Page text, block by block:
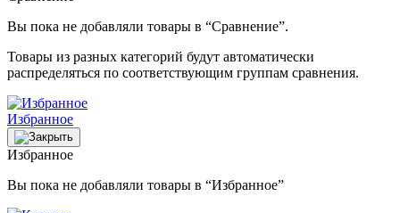
Вы пока не добавляли товары в “Сравнение”.
Товары из разных категорий будут автоматически
распределяться по соответствующим группам сравнения.
Избранное
Избранное
Вы пока не добавляли товары в “Избранное”